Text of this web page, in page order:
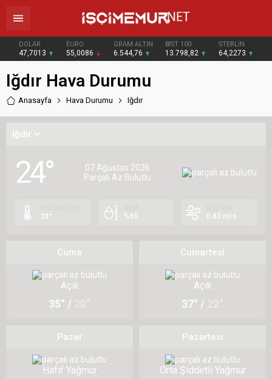
DOLAR
47,7013
EURO
55,0086
GRAM ALTIN
6.544,76
BIST 100
13.798,82
STERLİN
64,2273
Iğdır Hava Durumu
Anasayfa Hava Durumu Iğdır
Iğdır
24°
07 Ağustos 2026
Parçalı Az Bulutlu
24° %56 0.43 m/s
Cuma
Açık
35° /
Cumartesi
Açık
37° /
Pazar
Hafif Yağmur
Pazartesi
Orta Şiddetli Yağmur